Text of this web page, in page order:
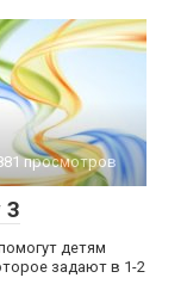
просмотров
3
детям
задают в 1-2